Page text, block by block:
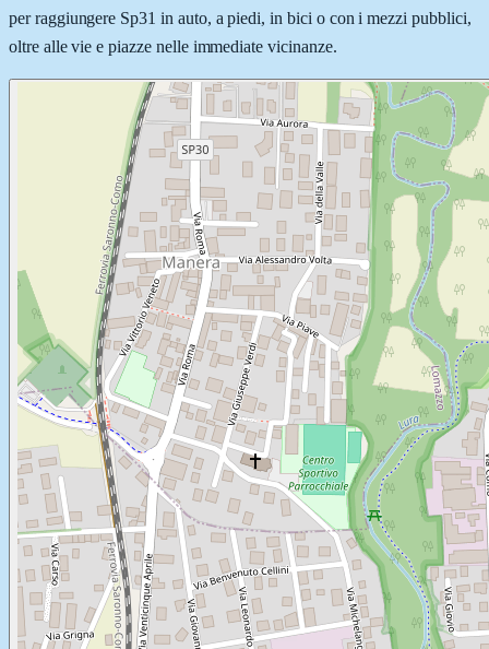
per raggiungere Sp31 in auto, a piedi, in bici o con i mezzi pubblici,
oltre alle vie e piazze nelle immediate vicinanze.